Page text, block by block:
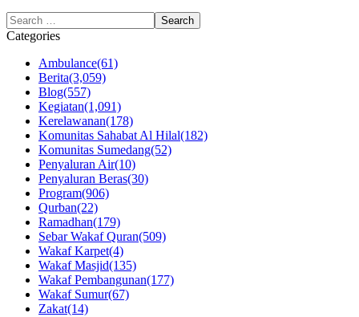
Categories
Ambulance(61)
Berita(3,059)
Blog(557)
Kegiatan(1,091)
Kerelawanan(178)
Komunitas Sahabat Al Hilal(182)
Komunitas Sumedang(52)
Penyaluran Air(10)
Penyaluran Beras(30)
Program(906)
Qurban(22)
Ramadhan(179)
Sebar Wakaf Quran(509)
Wakaf Karpet(4)
Wakaf Masjid(135)
Wakaf Pembangunan(177)
Wakaf Sumur(67)
Zakat(14)